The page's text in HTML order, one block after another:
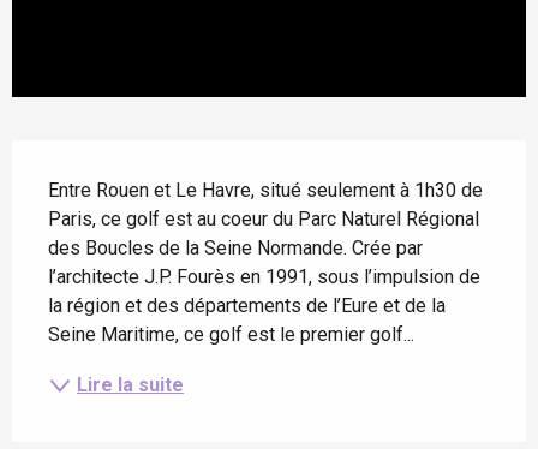
Entre Rouen et Le Havre, situé seulement à 1h30 de
Paris, ce golf est au coeur du Parc Naturel Régional
des Boucles de la Seine Normande. Crée par
l’architecte J.P. Fourès en 1991, sous l’impulsion de
la région et des départements de l’Eure et de la
Seine Maritime, ce golf est le premier golf...
Lire la suite